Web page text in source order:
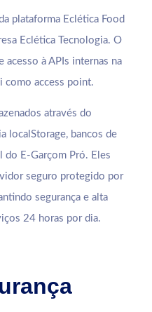
plataforma Eclética Food
Eclética Tecnologia. O
acesso à APIs internas na
como access point.
através do
localStorage, bancos de
do E-Garçom Pró. Eles
seguro protegido por
segurança e alta
24 horas por dia.